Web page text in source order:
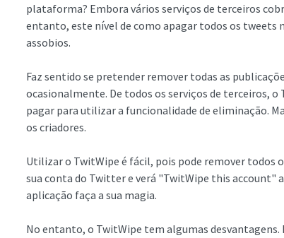
plataforma? Embora vários serviços de terceiros
entanto, este nível de como apagar todos os tweets
assobios.
Faz sentido se pretender remover todas as
ocasionalmente. De todos os serviços de terceiros,
pagar para utilizar a funcionalidade de eliminação.
os criadores.
Utilizar o TwitWipe é fácil, pois pode remover todos
sua conta do Twitter e verá "TwitWipe this account"
aplicação faça a sua magia.
No entanto, o TwitWipe tem algumas desvantagens.